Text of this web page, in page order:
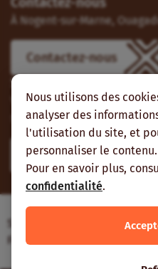
Nous utilisons des
analyser des
l'utilisation du site, et
personnaliser le contenu.
Pour en savoir plus,
confidentialité.
À Nogent-sur-Marne,
Contactez-nous
Suivez-nous
Vous pouvez aussi vous
suivre sur les réseaux
Site web réalisé avec le
Française de Développement